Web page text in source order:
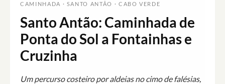
CAMINHADA · SANTO ANTÃO · CABO VERDE
Santo Antão: Caminhada de
Ponta do Sol a Fontainhas e
Cruzinha
Um percurso costeiro por aldeias no cimo de falésias,